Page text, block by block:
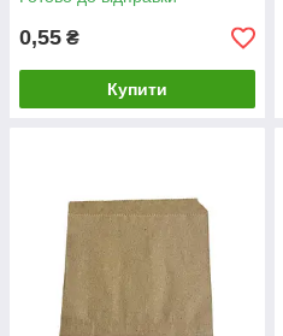
0,55 ₴
Купити